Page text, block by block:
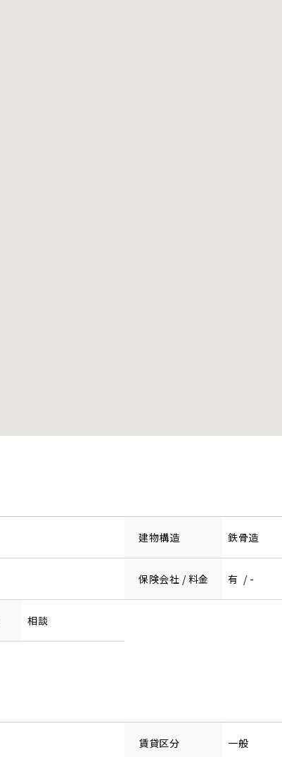
建物構造 鉄骨造
保険会社 / 料金 有 / -
相談
賃貸区分 一般